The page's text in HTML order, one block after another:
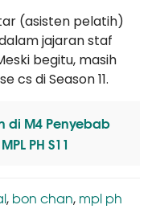
(asisten pelatih)
jajaran staf
begitu, masih
cs di Season 11.
di M4 Penyebab
PH S11
, bon chan, mpl ph